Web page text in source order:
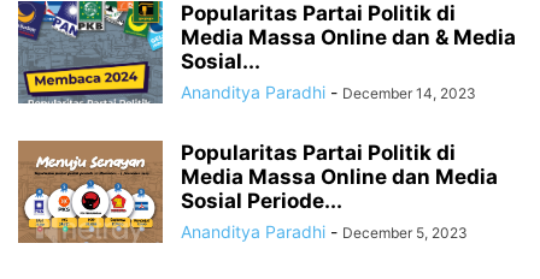
Popularitas Partai Politik di
Media Massa Online dan & Media
Sosial...
Ananditya Paradhi - December 14, 2023
Popularitas Partai Politik di
Media Massa Online dan Media
Sosial Periode...
Ananditya Paradhi - December 5, 2023